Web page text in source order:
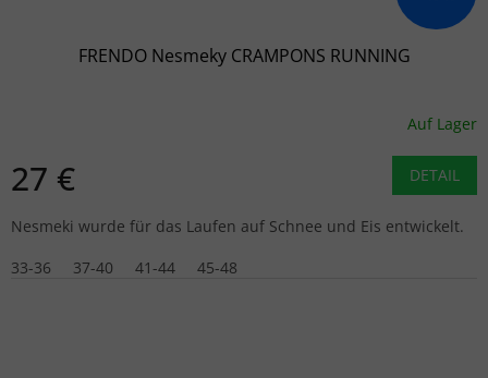
FRENDO Nesmeky CRAMPONS RUNNING
Auf Lager
27 € DETAIL
Nesmeki wurde für das Laufen auf Schnee und Eis entwickelt.
33-36
37-40 41-44 45-48